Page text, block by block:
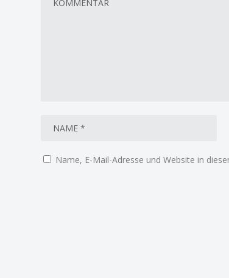
Name, E-Mail-Adresse und Website in